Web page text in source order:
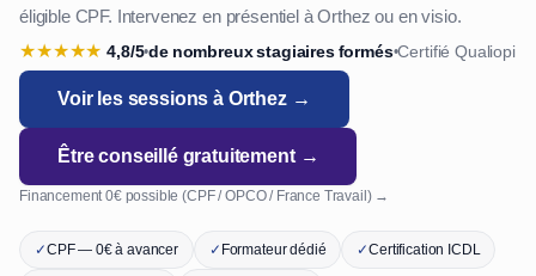
éligible CPF. Intervenez en présentiel à Orthez ou en visio.
★★★★★ 4,8/5•de nombreux stagiaires formés•Certifié Qualiopi
Voir les sessions à Orthez →
Être conseillé gratuitement →
Financement 0€ possible (CPF / OPCO / France Travail) →
✓CPF — 0€ à avancer ✓Formateur dédié ✓Certification ICDL